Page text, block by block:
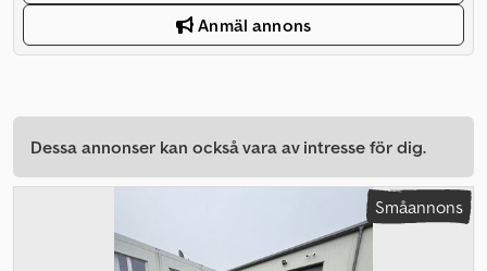
Anmäl annons
Dessa annonser kan också vara av intresse för dig.
Småannons